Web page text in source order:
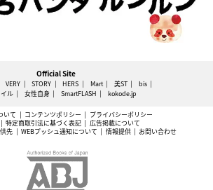
Official Site
VERY STORY HERS Mart 美ST
bis
ル
女性自身 SmartFLASH kokode.jp
いて コンテンツポリシー
プライバシーポリシー
特定商取引法に基づく表記
広告掲載について
先 WEBプッシュ通知について 情報提供 お問い合わせ